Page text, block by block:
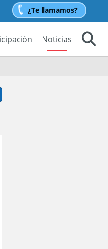
¿Te llamamos?
Noticias